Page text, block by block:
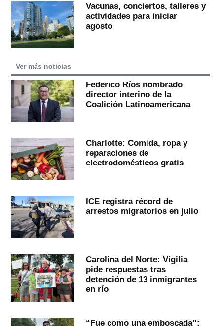
Vacunas, conciertos, talleres y
actividades para iniciar
agosto
Ver más noticias
Federico Ríos nombrado
director interino de la
Coalición Latinoamericana
Charlotte: Comida, ropa y
reparaciones de
electrodomésticos gratis
ICE registra récord de
arrestos migratorios en julio
Carolina del Norte: Vigilia
pide respuestas tras
detención de 13 inmigrantes
en río
“Fue como una emboscada”: